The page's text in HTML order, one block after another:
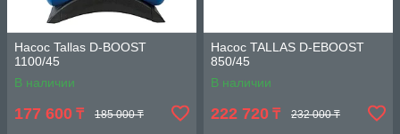
Насос Tallas D-BOOST
1100/45
В наличии
177 600 ₸ 185 000 ₸
Насос TALLAS D-EBOOST
850/45
В наличии
222 720 ₸ 232 000 ₸